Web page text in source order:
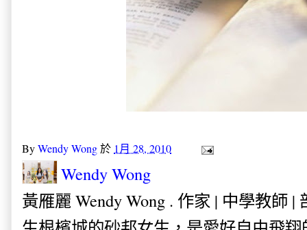
ByWendy Wong於 1月 28, 2010
Wendy Wong
黃雁麗 Wendy Wong . 作家 | 中學教師 |